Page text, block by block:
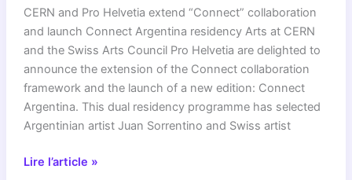
scientifiques
avec
le
Royaume-
Uni
CERN and Pro Helvetia extend “Connect” collaboration
and launch Connect Argentina residency Arts at CERN
and the Swiss Arts Council Pro Helvetia are delighted to
announce the extension of the Connect collaboration
framework and the launch of a new edition: Connect
Argentina. This dual residency programme has selected
Argentinian artist Juan Sorrentino and Swiss artist
CERN
Lire l’article »